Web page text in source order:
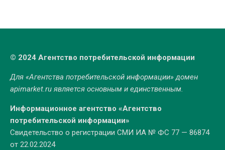
© 2024 Агентство потребительской информации
Для «Агентства потребительской информации» домен
apimarket.ruявляется основным и единственным.
Информационное агентство «Агентство
потребительской информации»
Свидетельство о регистрации СМИ ИА № ФС 77 — 86874
от 22.02.2024